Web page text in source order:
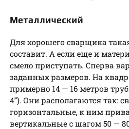
Металлический
Для хорошего сварщика
составит. А если еще и
смело приступать. Сперва
заданных размеров. На
примерно 14 — 16 метров
4”). Они располагаются так:
горизонтальные, к ним
вертикальные с шагом 50 —